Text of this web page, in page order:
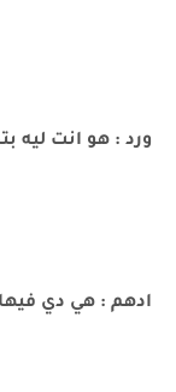
ورد : هو انت ليه
ادهم : هي دي فيها